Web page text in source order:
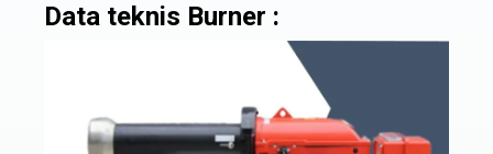
Data teknis Burner :